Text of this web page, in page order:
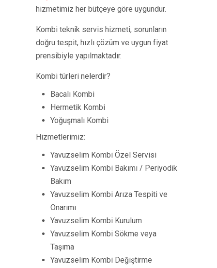
hizmetimiz her bütçeye göre uygundur.
Kombi teknik servis hizmeti, sorunların
doğru tespit, hızlı çözüm ve uygun fiyat
prensibiyle yapılmaktadır.
Kombi türleri nelerdir?
Bacalı Kombi
Hermetik Kombi
Yoğuşmalı Kombi
Hizmetlerimiz:
Yavuzselim Kombi Özel Servisi
Yavuzselim Kombi Bakımı / Periyodik
Bakım
Yavuzselim Kombi Arıza Tespiti ve
Onarımı
Yavuzselim Kombi Kurulum
Yavuzselim Kombi Sökme veya
Taşıma
Yavuzselim Kombi Değiştirme